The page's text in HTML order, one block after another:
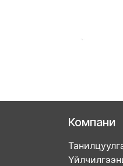
Компани